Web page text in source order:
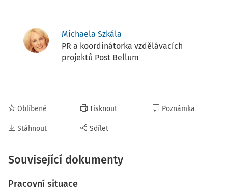
Michaela Szkála
PR a koordinátorka vzdělávacích
projektů Post Bellum
Oblíbené
Stáhnout
Tisknout
Sdílet
Poznámka
Související dokumenty
Pracovní situace